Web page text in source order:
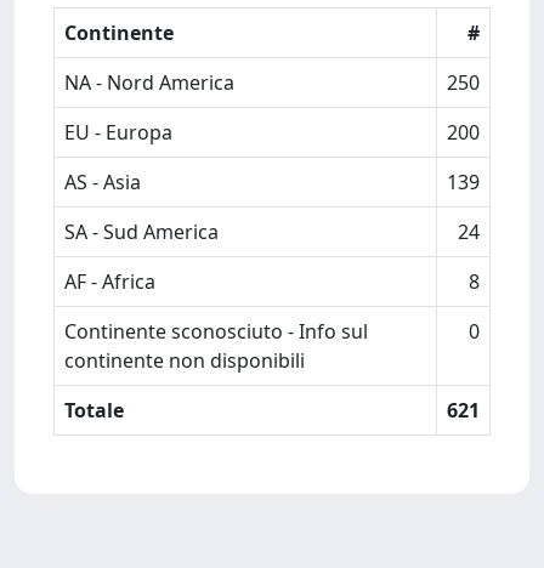
Continente
#
NA - Nord America
250
EU - Europa
200
AS - Asia
139
SA - Sud America
24
AF - Africa
8
Continente sconosciuto - Info sul
continente non disponibili
0
Totale 621